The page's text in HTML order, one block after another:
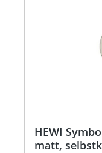
HEWI
matt,